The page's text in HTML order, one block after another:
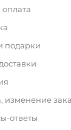
оплата
подарки
изменение
ответы